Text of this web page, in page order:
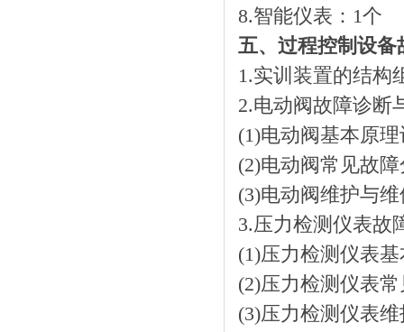
8.智能仪表：1个
五、过程控制设
1.实训装置的结构
2.电动阀故障诊断
(1)电动阀基本原
(2)电动阀常见故
(3)电动阀维护与维
3.压力检测仪表故
(1)压力检测仪表
(2)压力检测仪表
(3)压力检测仪表